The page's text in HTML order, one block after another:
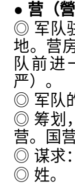
● 营 （
◎ 军队
地。营
队前进
严）。
◎ 军队
◎ 筹划
营。国
◎ 谋求
◎ 姓。